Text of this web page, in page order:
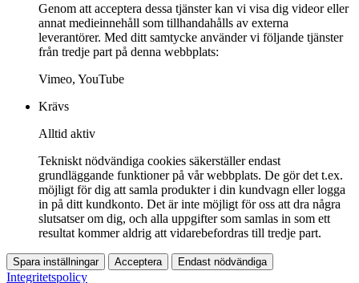
Genom att acceptera dessa tjänster kan vi visa dig videor eller
annat medieinnehåll som tillhandahålls av externa
leverantörer. Med ditt samtycke använder vi följande tjänster
från tredje part på denna webbplats:
Vimeo, YouTube
Krävs
Alltid aktiv
Tekniskt nödvändiga cookies säkerställer endast
grundläggande funktioner på vår webbplats. De gör det t.ex.
möjligt för dig att samla produkter i din kundvagn eller logga
in på ditt kundkonto. Det är inte möjligt för oss att dra några
slutsatser om dig, och alla uppgifter som samlas in som ett
resultat kommer aldrig att vidarebefordras till tredje part.
Spara inställningar Acceptera Endast nödvändiga
Integritetspolicy